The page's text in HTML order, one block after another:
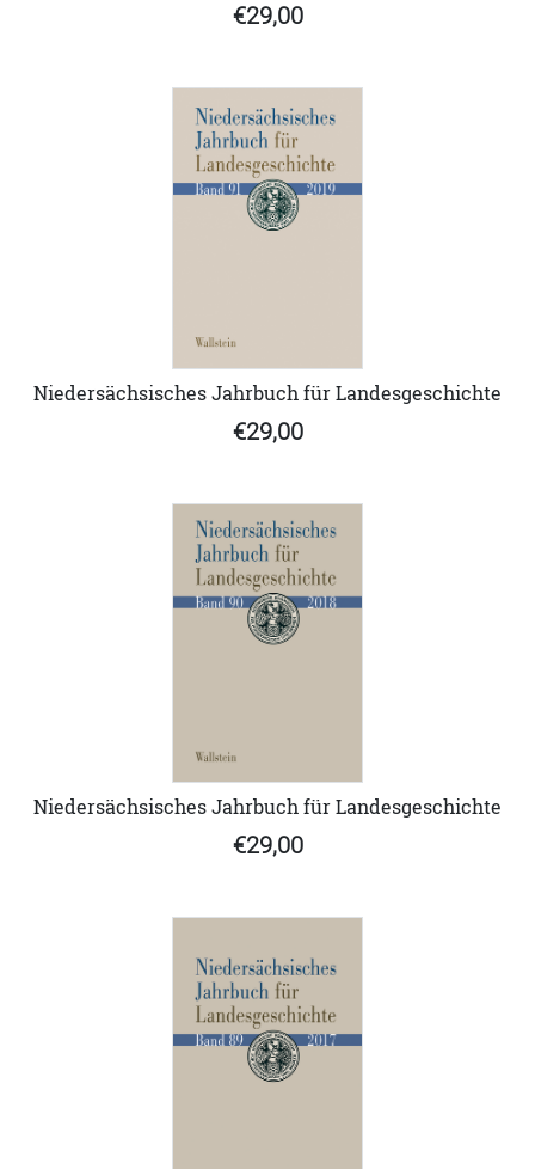
€29,00
Niedersächsisches Jahrbuch für Landesgeschichte
€29,00
Niedersächsisches Jahrbuch für Landesgeschichte
€29,00